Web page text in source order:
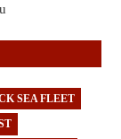
SEA FLEET